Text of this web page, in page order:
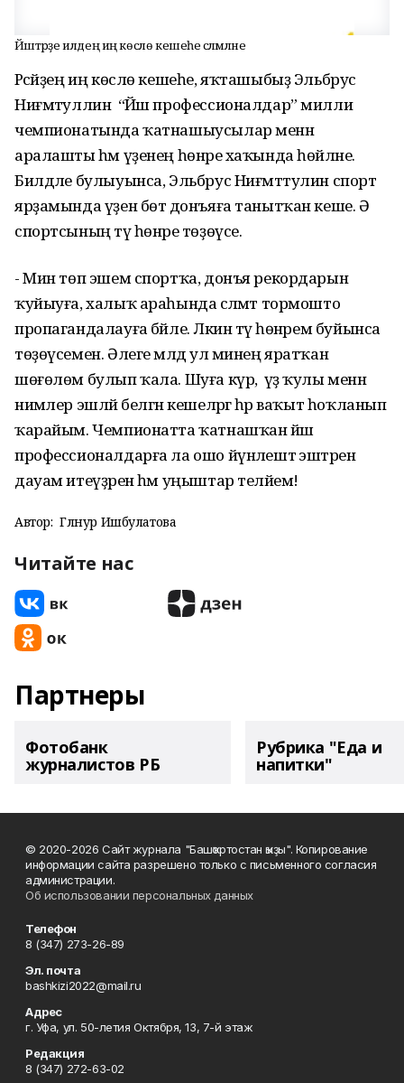
Йәштәрҙе илдең иң көслө кешеһе сәләмләне
Рәсәйҙең иң көслө кешеһе, яҡташыбыҙ Эльбрус
Ниғмәтуллин “Йәш профессионалдар” милли
чемпионатында ҡатнашыусылар менән
аралашты һәм үҙенең һөнәре хаҡында һөйләне.
Билдәле булыуынса, Эльбрус Ниғмәттулин спорт
ярҙамында үҙен бөтә донъяға танытҡан кеше. Ә
спортсының тәү һөнәре төҙөүсе.
- Мин төп эшем спортҡа, донъя рекордарын
ҡуйыуға, халыҡ араһында сәләмәт тормошто
пропагандалауға бәйле. Ләкин тәү һөнәрем буйынса
төҙөүсемен. Әлеге мәлдә ул минең яратҡан
шөғөлөм булып ҡала. Шуға күрә, үҙ ҡулы менән
нимәлер эшләй белгән кешеләргә һәр ваҡыт һоҡланып
ҡарайым. Чемпионатта ҡатнашҡан йәш
профессионалдарға ла ошо йүнәлештә эштәрен
дауам итеүҙәрен һәм уңыштар теләйем!
Автор: Гөлнур Ишбулатова
Читайте нас
Партнеры
Фотобанк
журналистов РБ
Рубрика "Еда и
напитки"
© 2020-2026 Сайт журнала "Башҡортостан ҡыҙы". Копирование
информации сайта разрешено только с письменного согласия
администрации.
Об использовании персональных данных
Телефон
8 (347) 273-26-89
Эл. почта
bashkizi2022@mail.ru
Адрес
г. Уфа, ул. 50-летия Октября, 13, 7-й этаж
Редакция
8 (347) 272-63-02